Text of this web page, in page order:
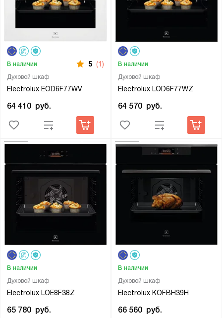
Духовой шкаф
Electrolux EOD6F77WV
В наличии 5 (1)
64 410 руб.
Духовой шкаф
Electrolux LOD6F77WZ
В наличии
64 570 руб.
Духовой шкаф
Electrolux LOE8F38Z
В наличии
65 780 руб.
Духовой шкаф
Electrolux KOFBH39H
В наличии
66 560 руб.